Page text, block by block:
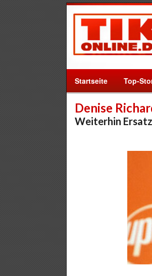
Startseite Top-
Denise
Weiterhin